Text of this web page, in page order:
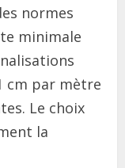
normes
minimale
cm par mètre
Le choix
la